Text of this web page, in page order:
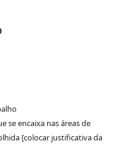
se encaixa nas áreas de
[colocar justificativa da